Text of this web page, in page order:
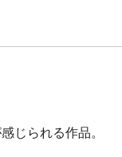
じられる作品。